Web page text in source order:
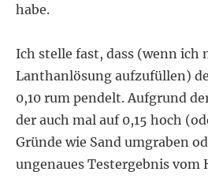
habe.
Ich stelle fast, dass (wenn ich
Lanthanlösung aufzufüllen)
0,10 rum pendelt. Aufgrund
der auch mal auf 0,15 hoch
Gründe wie Sand umgraben
ungenaues Testergebnis vom